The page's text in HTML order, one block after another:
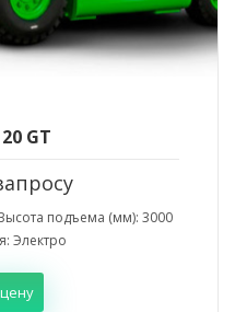
GT
подъема (мм): 3000
Электро